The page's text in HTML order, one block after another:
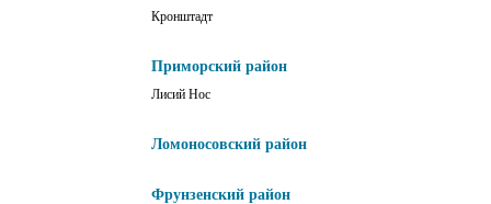
Кронштадт
Приморский район
Лисий Нос
Ломоносовский район
Фрунзенский район